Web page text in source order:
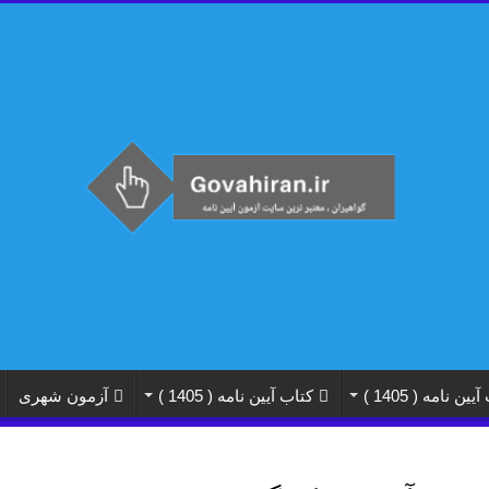
نامه ( 1405 ) کتاب آیین نامه ( 1405 ) آزمون شهری